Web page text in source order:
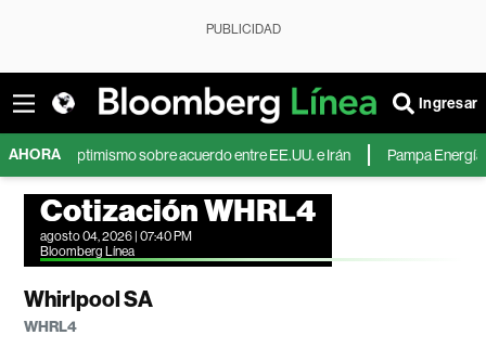
PUBLICIDAD
Ingresar
AHORA
optimismo sobre acuerdo entre EE.UU. e Irán Pampa Energía duplica
Cotización WHRL4
agosto 04, 2026 | 07:40 PM
Bloomberg Línea
Whirlpool SA
WHRL4